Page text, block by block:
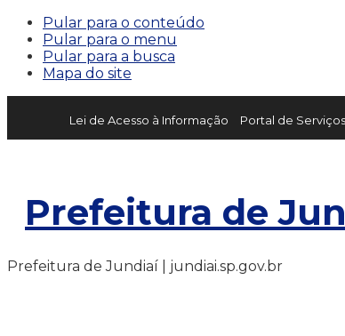
Pular para o conteúdo
Pular para o menu
Pular para a busca
Mapa do site
Lei de Acesso à Informação Portal de Serviços
Prefeitura de
Prefeitura de Jundiaí | jundiai.sp.gov.br